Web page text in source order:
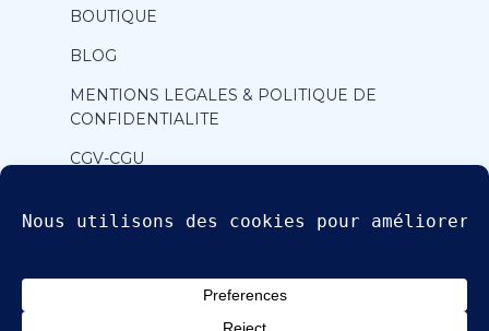
BOUTIQUE
BLOG
MENTIONS LEGALES & POLITIQUE DE
CONFIDENTIALITE
CGV-CGU